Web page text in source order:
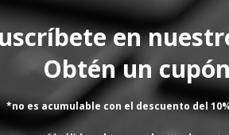
en
Obtén un
*no es acumulable con el descuento del
ROTOPLAT, ROBOT S7
de carga corta de 0 a 25Kg
371,41€ SIN IVA
AÑADIR AL CARRITO